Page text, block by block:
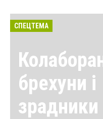
СПЕЦТЕМА
брехуни і
зрадники